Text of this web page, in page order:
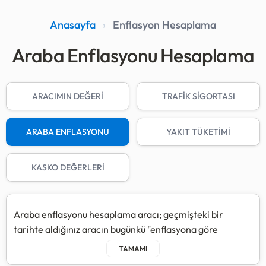
Anasayfa › Enflasyon Hesaplama
Araba Enflasyonu Hesaplama
ARACIMIN DEĞERİ TRAFİK SİGORTASI
ARABA ENFLASYONU YAKIT TÜKETİMİ
KASKO DEĞERLERİ
Araba enflasyonu hesaplama aracı; geçmişteki bir
tarihte aldığınız aracın bugünkü "enflasyona göre
düzeltilmiş" değerini ve alternatif yatırım araçları